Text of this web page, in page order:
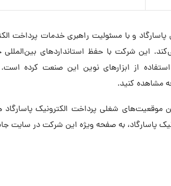
و با مسئولیت راهبری خدمات پرداخت
می‌کند. این شرکت با حفظ استانداردهای
استفاده از ابزارهای نوین این صنعت کرده
مشاهده کنید.
شغلی پرداخت الکترونیک پاسارگاد
پاسارگاد، به صفحه ویژه این شرکت در سایت